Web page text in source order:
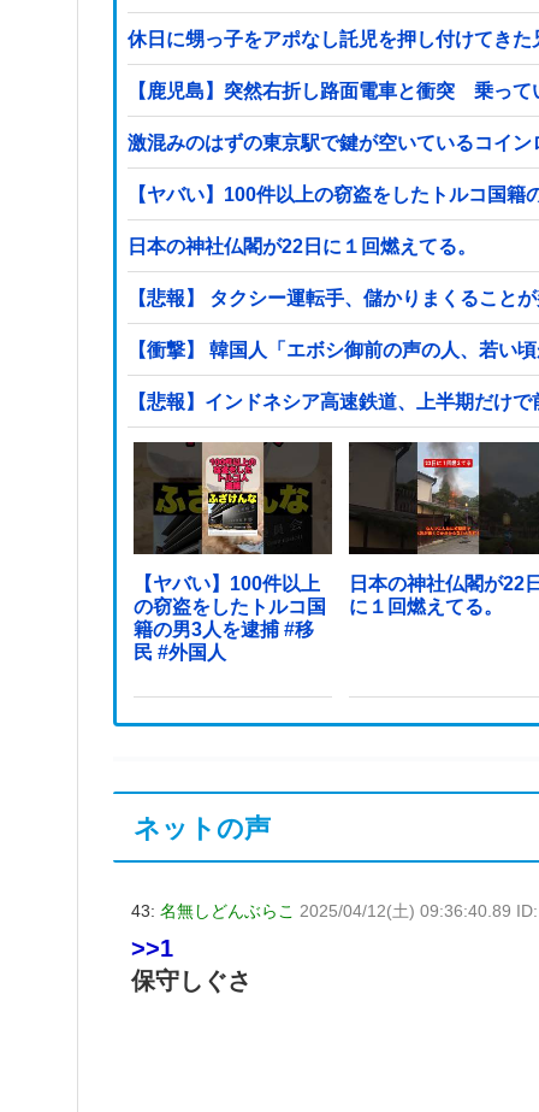
休日に甥っ子をアポなし託児を押し付けてき
【鹿児島】突然右折し路面電車と衝突 乗っ
激混みのはずの東京駅で鍵が空いているコイ
日本の神社仏閣が22日に１回燃えてる。
【悲報】 タクシー運転手、儲かりまくること
【衝撃】 韓国人「エボシ御前の声の人、若い
【悲報】インドネシア高速鉄道、上半期だ
【ヤバい】100件以上
の窃盗をしたトルコ国
籍の男3人を逮捕 #移
民 #外国人
日本の神社仏閣が22
に１回燃えてる。
ネットの声
43: 名無しどんぶらこ 2025/04/12(土) 09:36:40.89
>>1
保守しぐさ